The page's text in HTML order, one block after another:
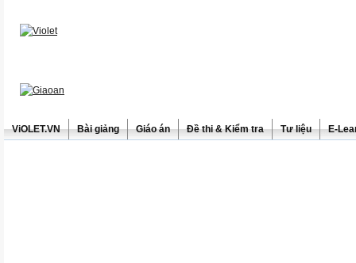
ViOLET.VN Bài giảng Giáo án Đề thi & Kiểm tra Tư liệu E-